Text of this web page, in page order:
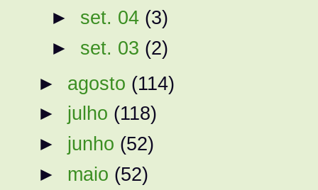
► set. 04 (3)
► set. 03 (2)
► agosto (114)
► julho (118)
► junho (52)
► maio (52)